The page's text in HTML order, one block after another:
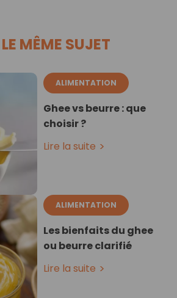
MÊME SUJET
ALIMENTATION
Ghee vs beurre : que
choisir ?
Lire la suite
ALIMENTATION
Les bienfaits du ghee
ou beurre clarifié
Lire la suite